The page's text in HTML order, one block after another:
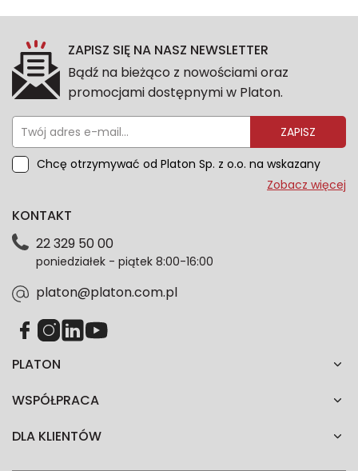
ZAPISZ SIĘ NA NASZ NEWSLETTER
Bądź na bieżąco z nowościami oraz
promocjami dostępnymi w Platon.
ZAPISZ
Chcę otrzymywać od Platon Sp. z o.o. na wskazany
przeze mnie adres e-mail informacje marketingowe
dotyczące danych osobowych znajdziesz w naszej
każdym czasie. Wycofanie zgody nie wpłynie na
zgodność z prawem przetwarzania dokonanego przed
Zobacz więcej
PLATON
WSPÓŁPRACA
DLA KLIENTÓW
KONTAKT
22 329 50 00
poniedziałek - piątek 8:00-16:00
platon@platon.com.pl